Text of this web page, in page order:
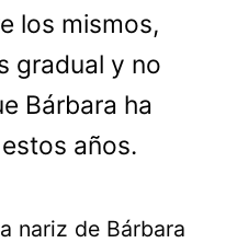
los mismos,
gradual y no
Bárbara ha
años.
nariz de Bárbara